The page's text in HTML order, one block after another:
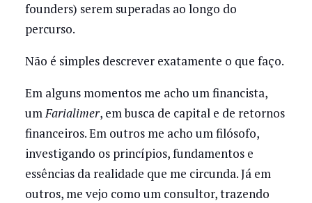
founders) serem superadas ao longo do
percurso.
Não é simples descrever exatamente o que faço.
Em alguns momentos me acho um financista,
umFarialimer, em busca de capital e de retornos
financeiros. Em outros me acho um filósofo,
investigando os princípios, fundamentos e
essências da realidade que me circunda. Já em
outros, me vejo como um consultor, trazendo